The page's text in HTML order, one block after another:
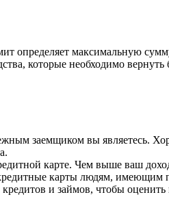
определяет максимальную
которые необходимо вернуть
заемщиком вы являетесь.
карте. Чем выше ваш
карты людям, имеющим
и займов, чтобы оценить